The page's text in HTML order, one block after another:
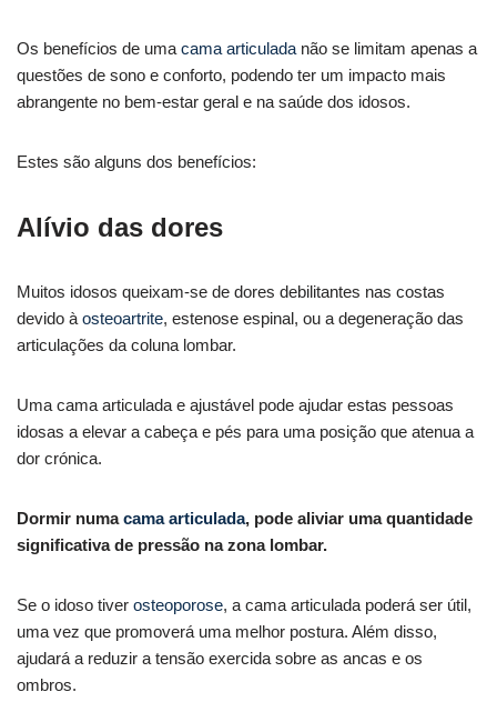
Os benefícios de uma cama articulada não se limitam apenas a
questões de sono e conforto, podendo ter um impacto mais
abrangente no bem-estar geral e na saúde dos idosos.
Estes são alguns dos benefícios:
Alívio das dores
Muitos idosos queixam-se de dores debilitantes nas costas
devido à osteoartrite, estenose espinal, ou a degeneração das
articulações da coluna lombar.
Uma cama articulada e ajustável pode ajudar estas pessoas
idosas a elevar a cabeça e pés para uma posição que atenua a
dor crónica.
Dormir numacama articulada, pode aliviar uma quantidade
significativa de pressão na zona lombar.
Se o idoso tiver osteoporose, a cama articulada poderá ser útil,
uma vez que promoverá uma melhor postura. Além disso,
ajudará a reduzir a tensão exercida sobre as ancas e os
ombros.